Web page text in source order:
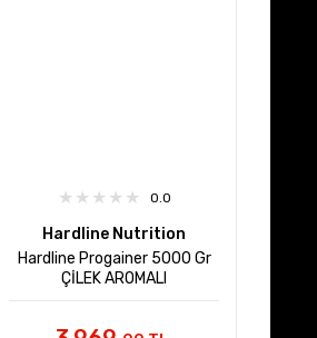
0.0
Hardline Nutrition
Hardline Progainer 5000 Gr
ÇİLEK AROMALI